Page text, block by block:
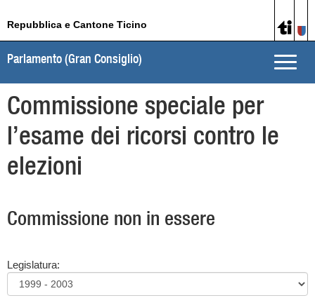
Repubblica e Cantone Ticino
Toggle
Parlamento (Gran Consiglio)
Commissione speciale per
l’esame dei ricorsi contro le
elezioni
Commissione non in essere
Legislatura: